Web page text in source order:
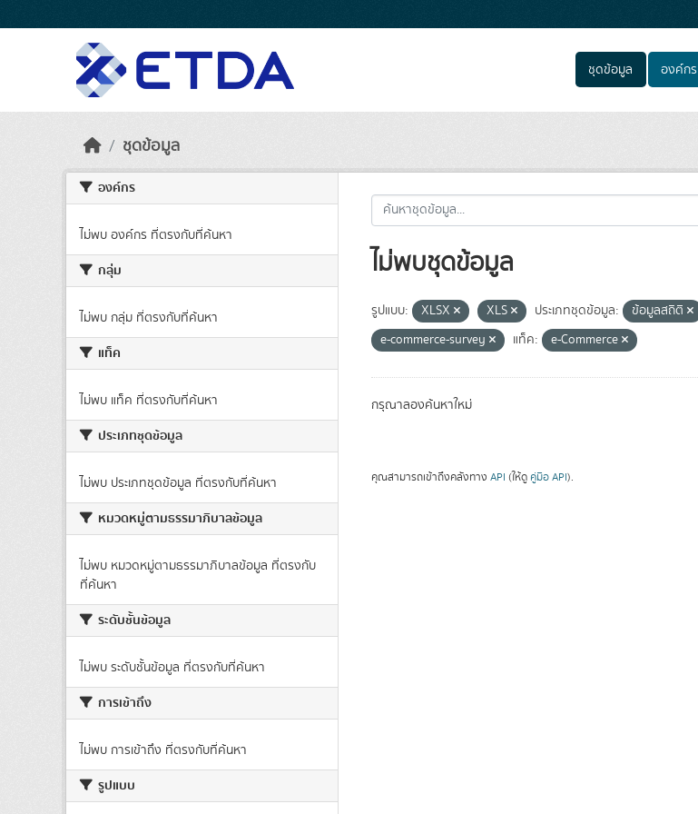
ชุดข้อมูล องค์กร
ชุดข้อมูล
องค์กร
ไม่พบ องค์กร ที่ตรงกับที่ค้นหา
กลุ่ม
ไม่พบ กลุ่ม ที่ตรงกับที่ค้นหา
แท็ค
ไม่พบ แท็ค ที่ตรงกับที่ค้นหา
ประเภทชุดข้อมูล
ไม่พบ ประเภทชุดข้อมูล ที่ตรงกับที่ค้นหา
หมวดหมู่ตามธรรมาภิบาลข้อมูล
ไม่พบ หมวดหมู่ตามธรรมาภิบาลข้อมูล ที่ตรงกับ
ที่ค้นหา
ระดับชั้นข้อมูล
ไม่พบ ระดับชั้นข้อมูล ที่ตรงกับที่ค้นหา
การเข้าถึง
ไม่พบ การเข้าถึง ที่ตรงกับที่ค้นหา
รูปแบบ
ไม่พบชุดข้อมูล
รูปแบบ: XLSX XLS ประเภทชุดข้อมูล: ข้อมูลสถิติ
e-commerce-survey
แท็ค: e-Commerce
กรุณาลองค้นหาใหม่
คุณสามารถเข้าถึงคลังทาง API (ให้ดู คู่มือ API).